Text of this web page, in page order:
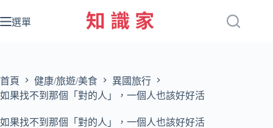
至
容
選單
首頁 健康/旅遊/美食
異國旅行
如果找不到那個「對的人」，一個人也該好好活
如果找不到那個「對的人」，一個人也該好好活